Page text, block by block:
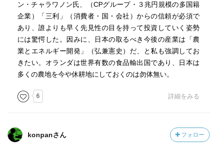
ン・チャラワノン氏、（CPグループ・３兆円規模の多国籍
企業）「三利」（消費者・国・会社）からの信頼が必須で
あり、誰よりも早く先見性の目を持って投資していく姿勢
には驚愕した。因みに、日本の取るべき今後の産業は「農
業とエネルギー開発」（弘兼憲史）だ、と私も強調してお
きたい。オランダは世界有数の食品輸出国であり、日本は
多くの農地を今や休耕地にしておくのは勿体無い。
6 詳細をみる
konpanさん フォロー